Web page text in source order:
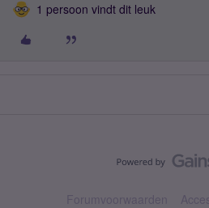
1 persoon vindt dit leuk
Forumvoorwaarden